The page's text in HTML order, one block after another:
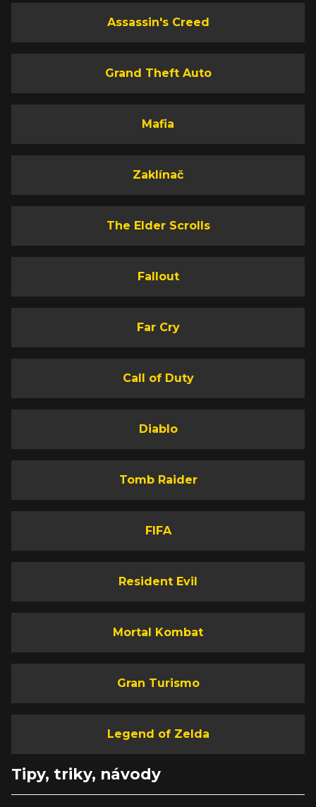
Assassin's Creed
Grand Theft Auto
Mafia
Zaklínač
The Elder Scrolls
Fallout
Far Cry
Call of Duty
Diablo
Tomb Raider
FIFA
Resident Evil
Mortal Kombat
Gran Turismo
Legend of Zelda
Tipy, triky, návody